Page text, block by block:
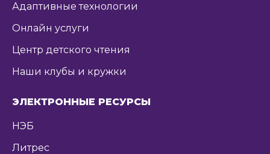
Адаптивные технологии
Онлайн услуги
Центр детского чтения
Наши клубы и кружки
ЭЛЕКТРОННЫЕ РЕСУРСЫ
НЭБ
Литрес